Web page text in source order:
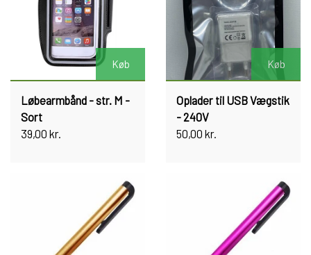
Køb
Løbearmbånd - str. M -
Sort
39,00 kr.
Køb
Oplader til USB Vægstik
- 240V
50,00 kr.